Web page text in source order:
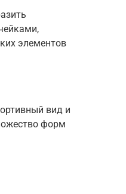
элементов
вид и
форм